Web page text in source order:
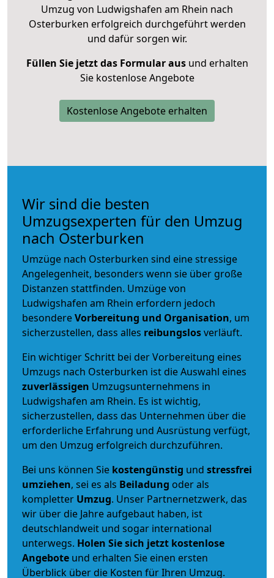
Umzug von Ludwigshafen am Rhein nach
Osterburken erfolgreich durchgeführt werden
und dafür sorgen wir.
Füllen Sie jetzt das Formular ausund erhalten
Sie kostenlose Angebote
Kostenlose Angebote erhalten
Wir sind die besten
Umzugsexperten für den Umzug
nach Osterburken
Umzüge nach Osterburken sind eine stressige
Angelegenheit, besonders wenn sie über große
Distanzen stattfinden. Umzüge von
Ludwigshafen am Rhein erfordern jedoch
besondereVorbereitung und Organisation, um
sicherzustellen, dass alles reibungslosverläuft.
Ein wichtiger Schritt bei der Vorbereitung eines
Umzugs nach Osterburken ist die Auswahl eines
zuverlässigen Umzugsunternehmens in
Ludwigshafen am Rhein. Es ist wichtig,
sicherzustellen, dass das Unternehmen über die
erforderliche Erfahrung und Ausrüstung verfügt,
um den Umzug erfolgreich durchzuführen.
Bei uns können Sie kostengünstig und stressfrei
umziehen, sei es als Beiladung oder als
kompletter Umzug. Unser Partnernetzwerk, das
wir über die Jahre aufgebaut haben, ist
deutschlandweit und sogar international
unterwegs. Holen Sie sich jetzt kostenlose
Angebote und erhalten Sie einen ersten
Überblick über die Kosten für Ihren Umzug.